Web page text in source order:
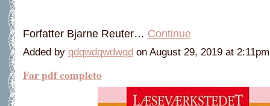
Forfatter Bjarne Reuter… Continue
Added by qdqwdqwdwqd on August 29, 2019 at
Far pdf completo